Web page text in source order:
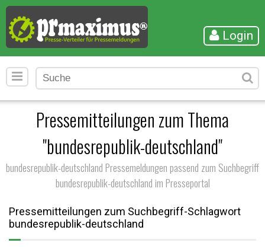
Login
Pressemitteilungen zum Thema
"bundesrepublik-deutschland"
bundesrepublik-deutschland Pressemeldungen passend zum Suchbegriff
bundesrepublik-deutschland im Presseportal
Pressemitteilungen zum Suchbegriff-Schlagwort
bundesrepublik-deutschland